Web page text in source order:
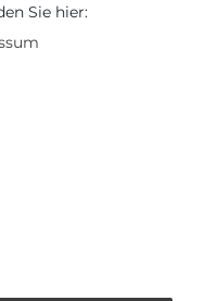
Sie hier: